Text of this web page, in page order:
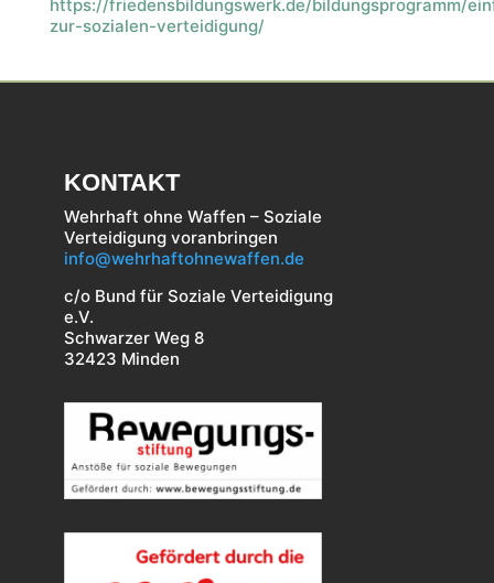
https://friedensbildungswerk.de/bildungsprogramm/
zur-sozialen-verteidigung/
KONTAKT
Wehrhaft ohne Waffen – Soziale
Verteidigung voranbringen
info@wehrhaftohnewaffen.de
c/o Bund für Soziale Verteidigung
e.V.
Schwarzer Weg 8
32423 Minden